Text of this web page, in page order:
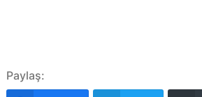
Paylaş: